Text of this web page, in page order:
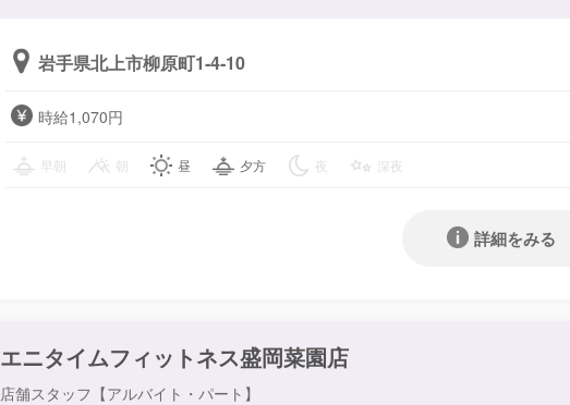
岩手県北上市柳原町1‐4‐10
時給1,070円
早朝 朝 昼 夕方 夜 深夜
詳細をみる
エニタイムフィットネス盛岡菜園店
店舗スタッフ【アルバイト・パート】